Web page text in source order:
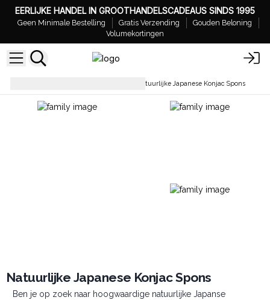
EERLIJKE HANDEL IN GROOTHANDELSCADEAUS SINDS 1995
Geen Minimale Bestelling Gratis Verzending
Gouden Beloning
Volumekortingen
Natuurlijke Japanese Konjac Spons
Natuurlijke Japanese Konjac Spons
Ben je op zoek naar hoogwaardige natuurlijke Japanse